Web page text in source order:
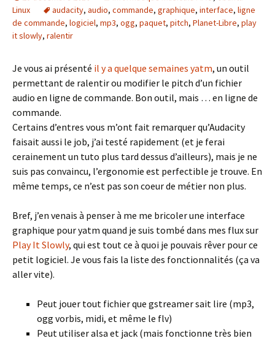
Linux
audacity, audio, commande, graphique, interface, ligne
de commande, logiciel, mp3, ogg, paquet, pitch, Planet-Libre, play
it slowly, ralentir
Je vous ai présenté il y a quelque semaines yatm, un outil
permettant de ralentir ou modifier le pitch d’un fichier
audio en ligne de commande. Bon outil, mais … en ligne de
commande.
Certains d’entres vous m’ont fait remarquer qu’Audacity
faisait aussi le job, j’ai testé rapidement (et je ferai
cerainement un tuto plus tard dessus d’ailleurs), mais je ne
suis pas convaincu, l’ergonomie est perfectible je trouve. En
même temps, ce n’est pas son coeur de métier non plus.
Bref, j’en venais à penser à me me bricoler une interface
graphique pour yatm quand je suis tombé dans mes flux sur
Play It Slowly, qui est tout ce à quoi je pouvais rêver pour ce
petit logiciel. Je vous fais la liste des fonctionnalités (ça va
aller vite).
Peut jouer tout fichier que gstreamer sait lire (mp3,
ogg vorbis, midi, et même le flv)
Peut utiliser alsa et jack (mais fonctionne très bien